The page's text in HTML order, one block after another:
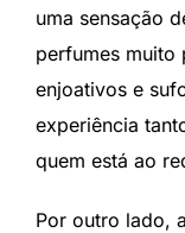
uma sensação
perfumes muito
enjoativos e
experiência
quem está ao
Por outro lado,